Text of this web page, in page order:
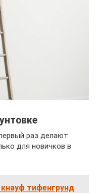
раз делают
для новичков в
кнауф тифенгрунд